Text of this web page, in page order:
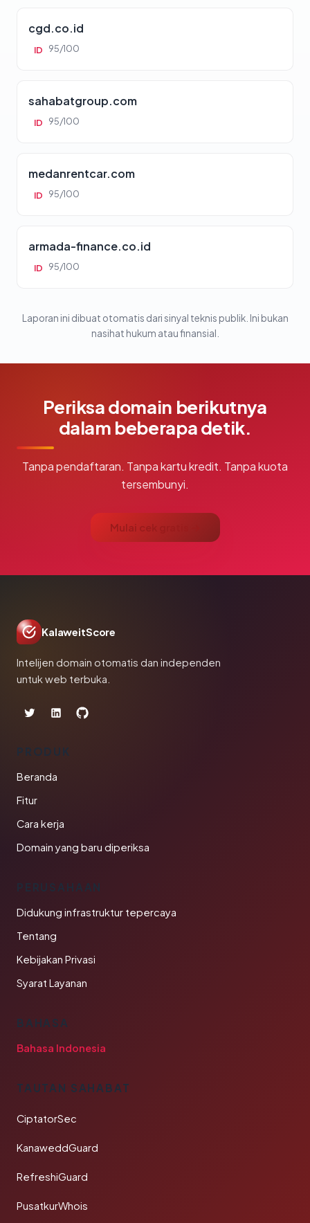
cgd.co.id
ID 95/100
sahabatgroup.com
ID 95/100
medanrentcar.com
ID 95/100
armada-finance.co.id
ID 95/100
Laporan ini dibuat otomatis dari sinyal teknis publik. Ini bukan
nasihat hukum atau finansial.
Periksa domain berikutnya
dalam beberapa detik.
Tanpa pendaftaran. Tanpa kartu kredit. Tanpa kuota
tersembunyi.
Mulai cek gratis →
KalaweitScore
Intelijen domain otomatis dan independen
untuk web terbuka.
PRODUK
Beranda
Fitur
Cara kerja
Domain yang baru diperiksa
PERUSAHAAN
Didukung infrastruktur tepercaya
Tentang
Kebijakan Privasi
Syarat Layanan
BAHASA
Bahasa Indonesia
TAUTAN SAHABAT
CiptatorSec
KanaweddGuard
RefreshiGuard
PusatkurWhois